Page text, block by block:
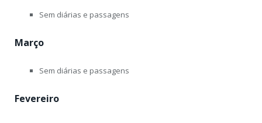
Sem diárias e passagens
Março
Sem diárias e passagens
Fevereiro